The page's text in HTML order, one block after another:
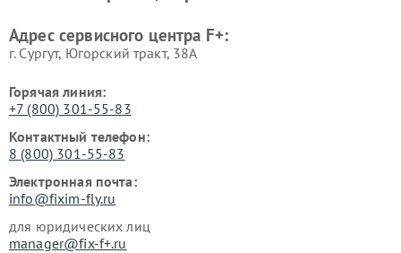
Адрес сервисного центра F+:
г. Сургут, Югорский тракт, 38А
Горячая линия:
+7 (800) 301-55-83
Контактный телефон:
8 (800) 301-55-83
Электронная почта:
info@fixim-fly.ru
для юридических лиц
manager@fix-f+.ru